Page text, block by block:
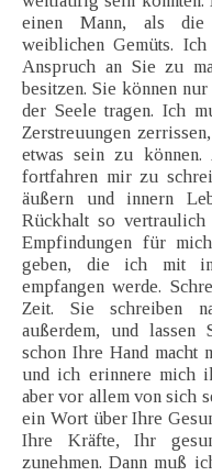
einen Mann, als die
weiblichen Gemüts.
Anspruch an Sie zu
besitzen. Sie können
der Seele tragen. Ich
Zerstreuungen
etwas sein zu
fortfahren mir zu
äußern und innern
Rückhalt so
Empfindungen für
geben, die ich mit
empfangen werde.
Zeit. Sie schreiben
außerdem, und
schon Ihre Hand macht
und ich erinnere mich
aber vor allem von sich
ein Wort über Ihre
Ihre Kräfte, Ihr
zunehmen. Dann muß